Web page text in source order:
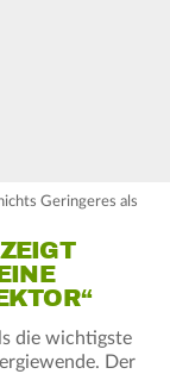
Geringeres als
die wichtigste
Der